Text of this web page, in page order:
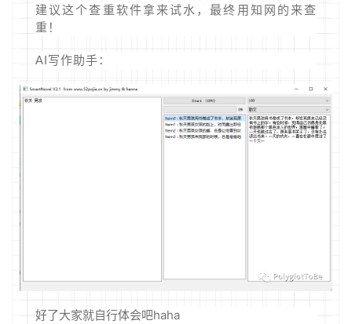
建议这个查重软件拿来试水，最终用知网的来查
重！
AI写作助手：
好了大家就自行体会吧haha